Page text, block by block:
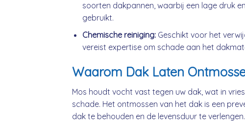
soorten dakpannen, waarbij een lage druk
gebruikt.
Chemische reiniging:Geschikt voor het
vereist expertise om schade aan het
Waarom Dak Laten
Mos houdt vocht vast tegen uw dak, wat in
schade. Het ontmossen van het dak is een
dak te behouden en de levensduur te verlengen.